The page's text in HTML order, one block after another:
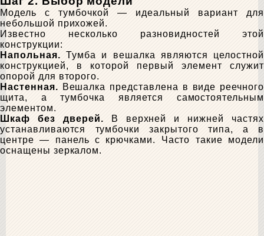
Модель с тумбочкой — идеальный вариант для
небольшой прихожей.
Известно несколько разновидностей этой
конструкции:
Напольная. Тумба и вешалка являются целостной
конструкцией, в которой первый элемент служит
опорой для второго.
Настенная. Вешалка представлена в виде реечного
щита, а тумбочка является самостоятельным
элементом.
Шкаф без дверей. В верхней и нижней частях
устанавливаются тумбочки закрытого типа, а в
центре — панель с крючками. Часто такие модели
оснащены зеркалом.